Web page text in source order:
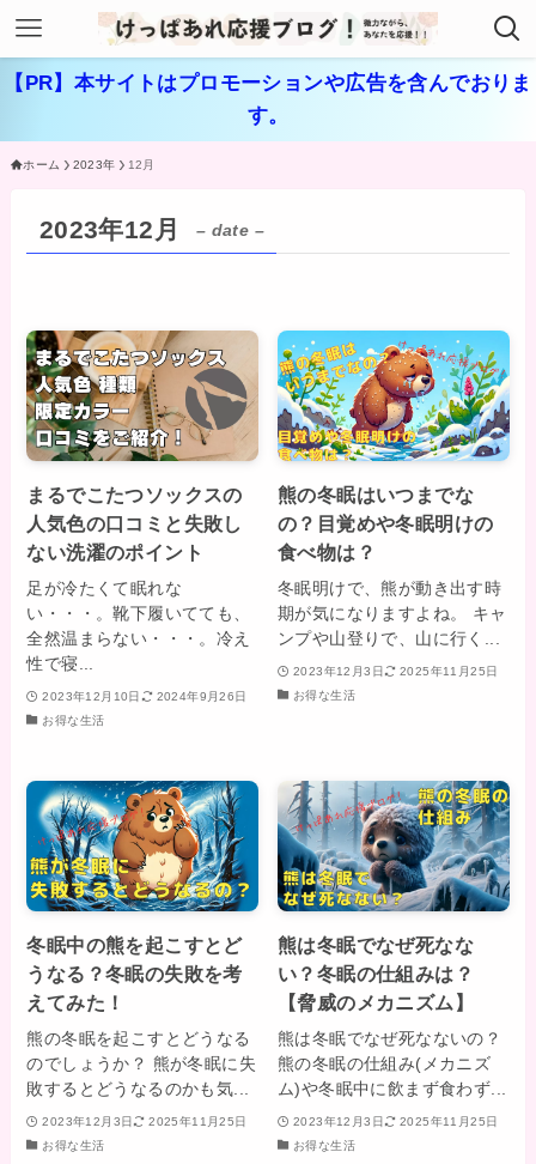
【PR】本サイトはプロモーションや広告を含んでおりま
す。
ホーム 2023年 12月
2023年12月 – date –
まるでこたつソックスの
人気色の口コミと失敗し
ない洗濯のポイント
足が冷たくて眠れな
い・・・。靴下履いてても、
全然温まらない・・・。冷え
性で寝...
2023年12月10日
2024年9月26日
お得な生活
熊の冬眠はいつまでな
の？目覚めや冬眠明けの
食べ物は？
冬眠明けで、熊が動き出す時
期が気になりますよね。 キャ
ンプや山登りで、山に行く...
2023年12月3日
2025年11月25日
お得な生活
冬眠中の熊を起こすとど
うなる？冬眠の失敗を考
えてみた！
熊の冬眠を起こすとどうなる
のでしょうか？ 熊が冬眠に失
敗するとどうなるのかも気...
2023年12月3日
2025年11月25日
お得な生活
熊は冬眠でなぜ死なな
い？冬眠の仕組みは？
【脅威のメカニズム】
熊は冬眠でなぜ死なないの？
熊の冬眠の仕組み(メカニズ
ム)や冬眠中に飲まず食わず...
2023年12月3日
2025年11月25日
お得な生活